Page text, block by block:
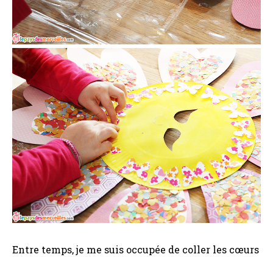
Entre temps, je me suis occupée de coller les cœurs